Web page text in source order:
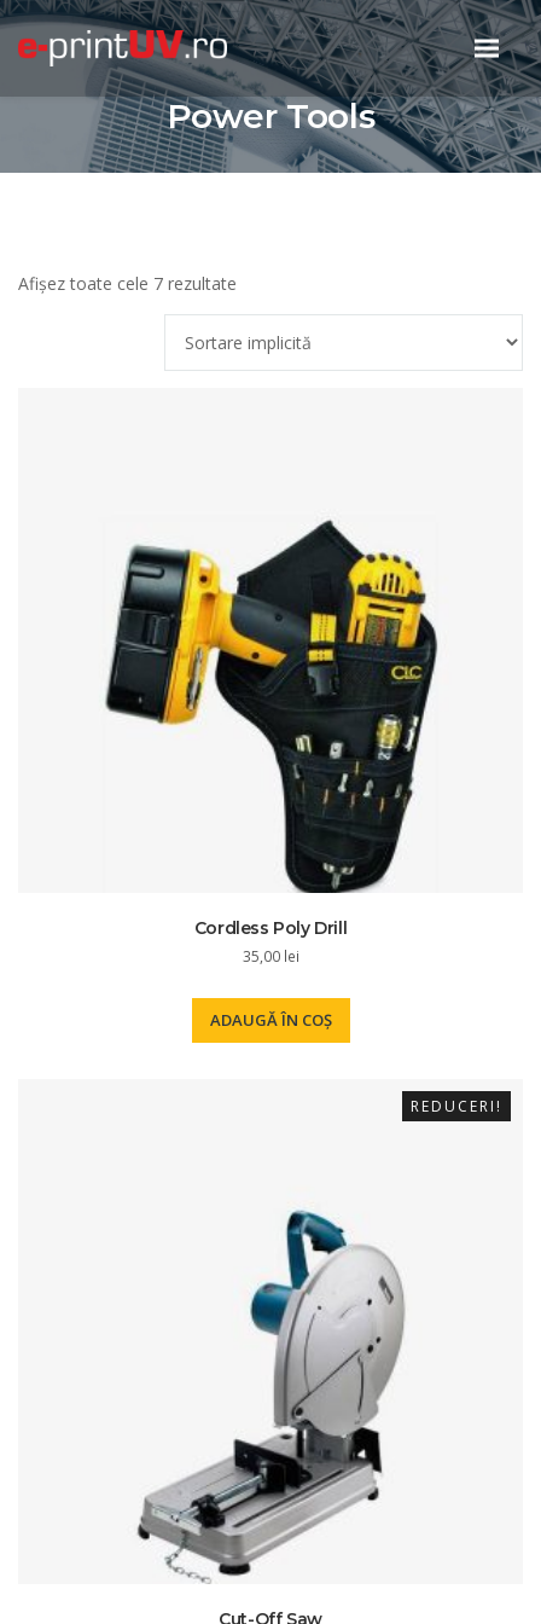
Power Tools
Afișez toate cele 7 rezultate
Cordless Poly Drill
35,00 lei
ADAUGĂ ÎN COȘ
REDUCERI!
Cut-Off Saw